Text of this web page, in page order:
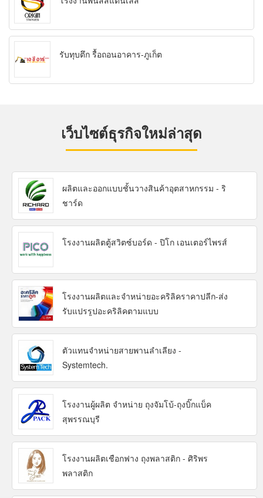
รับทุบตึก รื้อถอนอาคาร-ภูเก็ต
เว็บไซต์ธุรกิจใหม่ล่าสุด
ผลิตและออกแบบชั้นวางสินค้าอุตสาหกรรม - ริ
ชาร์ด
โรงงานผลิตตู้สวิตซ์บอร์ด - ปิโก เอนเตอร์ไพรส์
โรงงานผลิตและจำหน่ายอะคริลิคราคาปลีก-ส่ง
รับแปรรูปอะคริลิคตามแบบ
ตัวแทนจำหน่ายสายพานลำเลียง -
Systemtech.
โรงงานผู้ผลิต จำหน่าย ถุงจัมโบ้-ถุงบิ๊กแบ็ค
สุพรรณบุรี
โรงงานผลิตเชือกฟาง ถุงพลาสติก - ศิริพร
พลาสติก